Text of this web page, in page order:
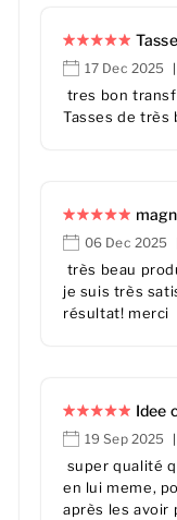
17 Dec 2025 |
tres bon
Tasses de très
06 Dec 2025
très beau
je suis très
résultat! merci
Idee
19 Sep 2025 |
super qualité
en lui meme,
après les avoir